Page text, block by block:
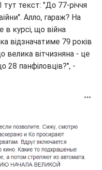
тут текст: "До 77-річчя
Алло, гараж? На
в курсі, що війна
відзначатиме 79 років
велика вітчизняна - це
28 панфіловців?", -